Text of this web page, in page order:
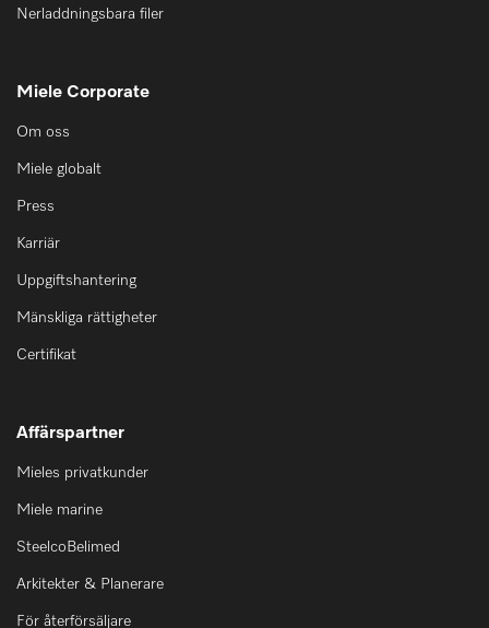
Nerladdningsbara filer
Miele Corporate
Om oss
Miele globalt
Press
Karriär
Uppgiftshantering
Mänskliga rättigheter
Certifikat
Affärspartner
Mieles privatkunder
Miele marine
SteelcoBelimed
Arkitekter & Planerare
För återförsäljare